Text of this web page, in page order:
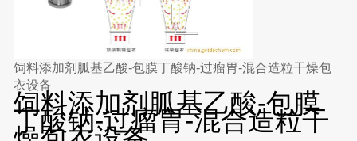
饲料添加剂胍基乙酸-包膜丁酸钠-过瘤胃-混合造粒干燥包
衣设备
饲料添加剂胍基乙酸-包膜
丁酸钠-过瘤胃-混合造粒干